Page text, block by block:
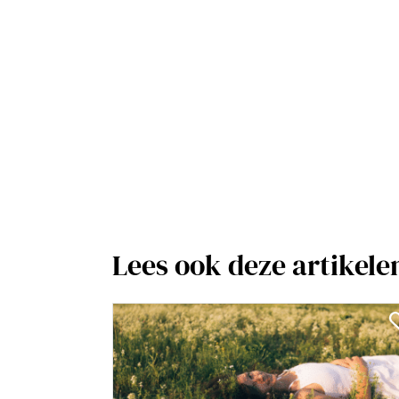
Lees ook deze